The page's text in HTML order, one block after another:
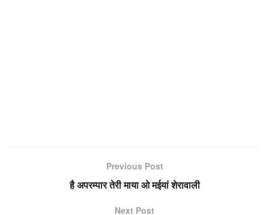
Previous Post
है अपरम्पार तेरी माया ओ मईयां शेरावाली
Next Post